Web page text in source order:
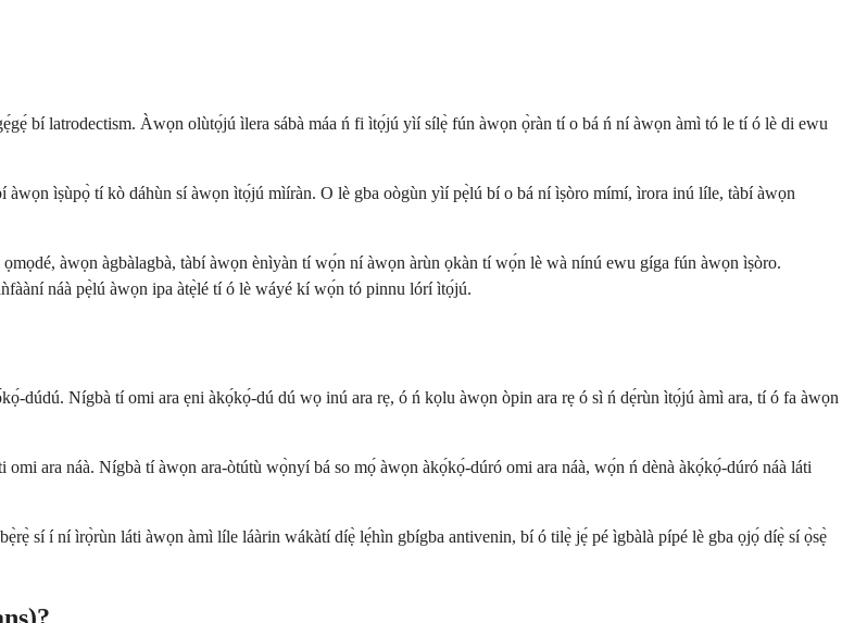
bí latrodectism. Àwọn olùtọ́jú ìlera sábà máa ń fi ìtọ́jú yìí sílẹ̀ fún àwọn ọ̀ràn tí o bá ń ní àwọn àmì tó le tí ó lè di ewu
ìṣùpọ̀ tí kò dáhùn sí àwọn ìtọ́jú mìíràn. O lè gba oògùn yìí pẹ̀lú bí o bá ní ìṣòro mímí, ìrora inú líle, tàbí àwọn
àwọn àgbàlagbà, tàbí àwọn ènìyàn tí wọ́n ní àwọn àrùn ọkàn tí wọ́n lè wà nínú ewu gíga fún àwọn ìṣòro.
náà pẹ̀lú àwọn ipa àtẹ̀lé tí ó lè wáyé kí wọ́n tó pinnu lórí ìtọ́jú.
dúdú. Nígbà tí omi ara ẹni àkọ́kọ́-dú dú wọ inú ara rẹ, ó ń kọlu àwọn òpin ara rẹ ó sì ń dẹ́rùn ìtọ́jú àmì ara, tí ó fa àwọn
ara náà. Nígbà tí àwọn ara-òtútù wọ̀nyí bá so mọ́ àwọn àkọ́kọ́-dúró omi ara náà, wọ́n ń dènà àkọ́kọ́-dúró náà láti
sí í ní ìrọ̀rùn láti àwọn àmì líle láàrin wákàtí díẹ̀ lẹ́hìn gbígba antivenin, bí ó tilẹ̀ jẹ́ pé ìgbàlà pípé lè gba ọjọ́ díẹ̀ sí ọ̀sẹ̀